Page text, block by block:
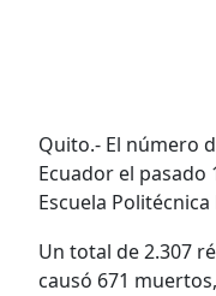
Quito.- El número
Ecuador el pasado
Escuela
Un total de 2.307
causó 671